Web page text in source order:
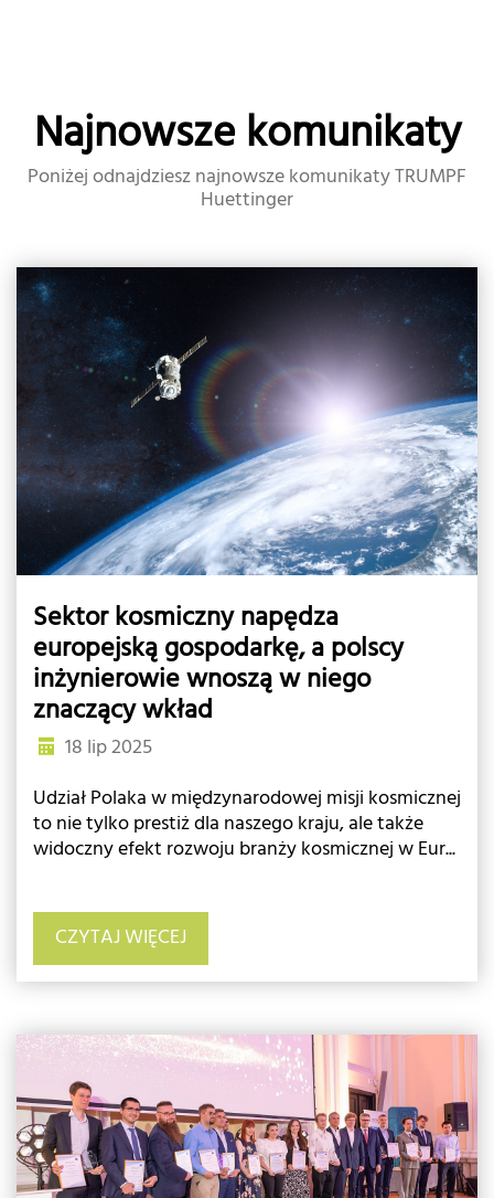
Najnowsze komunikaty
Poniżej odnajdziesz najnowsze komunikaty TRUMPF
Huettinger
Sektor kosmiczny napędza
europejską gospodarkę, a polscy
inżynierowie wnoszą w niego
znaczący wkład
18 lip 2025
Udział Polaka w międzynarodowej misji kosmicznej
to nie tylko prestiż dla naszego kraju, ale także
widoczny efekt rozwoju branży kosmicznej w Eur...
CZYTAJ WIĘCEJ